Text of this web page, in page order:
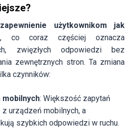
zapewnienie użytkownikom jak
, co coraz częściej oznacza
zwięzłych odpowiedzi bez
zewnętrznych stron. Ta zmiana
czynników:
mobilnych: Większość zapytań
urządzeń mobilnych, a
szybkich odpowiedzi w ruchu.